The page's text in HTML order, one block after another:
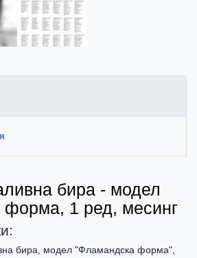
бира - модел
1 ред, месинг
бира, модел "Фламандска форма",